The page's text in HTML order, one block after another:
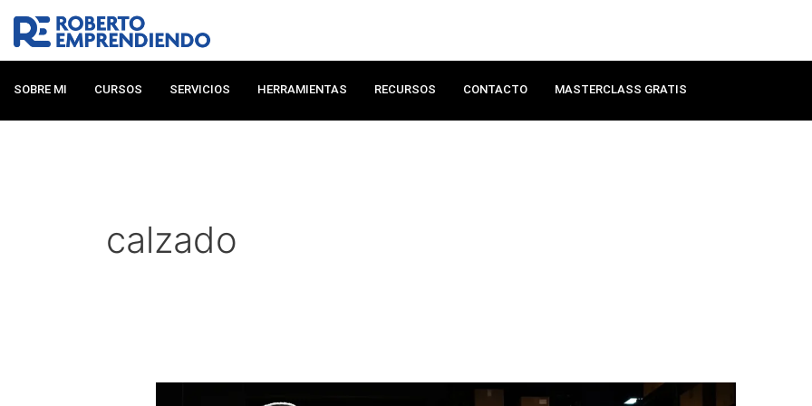
contenido
SOBRE MI CURSOS SERVICIOS HERRAMIENTAS RECURSOS CONTACTO MASTERCLASS GRATIS
calzado